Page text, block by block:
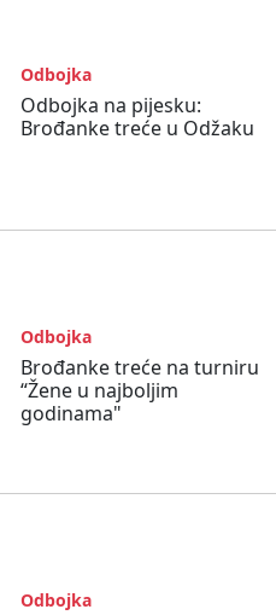
Odbojka
Odbojka na pijesku:
Brođanke treće u Odžaku
Odbojka
Brođanke treće na turniru
“Žene u najboljim
godinama"
Odbojka